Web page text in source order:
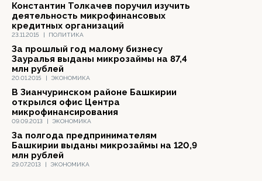
23.11.2015 | ПОЛИТИКА
Константин Толкачев поручил изучить
деятельность микрофинансовых
кредитных организаций
20.01.2015 | ЭКОНОМИКА
За прошлый год малому бизнесу
Зауралья выданы микрозаймы на 87,4
млн рублей
09.09.2013 | ЭКОНОМИКА
В Зианчуринском районе Башкирии
открылся офис Центра
микрофинансирования
29.07.2013 | ЭКОНОМИКА
За полгода предпринимателям
Башкирии выданы микрозаймы на 120,9
млн рублей